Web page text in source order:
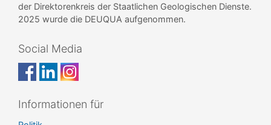
der Direktorenkreis der Staatlichen Geologischen Dienste.
2025 wurde die DEUQUA aufgenommen.
Social Media
Informationen für